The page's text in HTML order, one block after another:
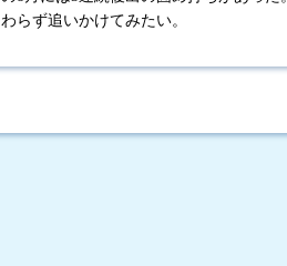
わらず追いかけてみたい。